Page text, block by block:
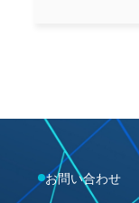
お問い合わせ